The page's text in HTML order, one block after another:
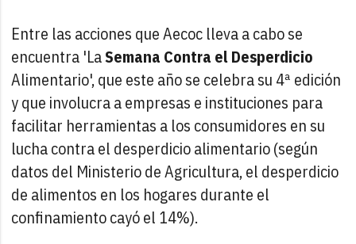
Entre las acciones que Aecoc lleva a cabo se
encuentra 'LaSemana Contra el Desperdicio
Alimentario', que este año se celebra su 4ª edición
y que involucra a empresas e instituciones para
facilitar herramientas a los consumidores en su
lucha contra el desperdicio alimentario (según
datos del Ministerio de Agricultura, el desperdicio
de alimentos en los hogares durante el
confinamiento cayó el 14%).